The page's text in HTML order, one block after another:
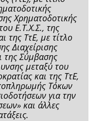
Χρηµατοδοτικής
Ε.Τ.Χ.Σ., της
της ΤτΕ, µε τίτλο
Διαχείρισης
της Σύµβασης
µεταξύ του
και της ΤτΕ,
Τόκων
για την
και άλλες